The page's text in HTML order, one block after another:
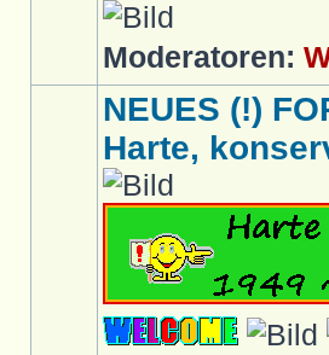
Moderatoren:
NEUES (!)
Harte,